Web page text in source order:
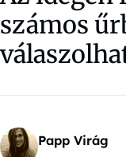
számos
Papp Virág